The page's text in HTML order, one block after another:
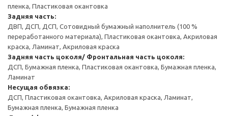
пленка, Пластиковая окантовка
Задняя часть:
ДВП, ДСП, ДСП, Сотовидный бумажный наполнитель (100 %
переработанного материала), Пластиковая окантовка, Акриловая
краска, Ламинат, Акриловая краска
Задняя часть цоколя/ Фронтальная часть цоколя:
ДСП, Бумажная пленка, Пластиковая окантовка, Бумажная пленка,
Ламинат
Несущая обвязка:
ДСП, Пластиковая окантовка, Акриловая краска, Ламинат,
Бумажная пленка, Бумажная пленка